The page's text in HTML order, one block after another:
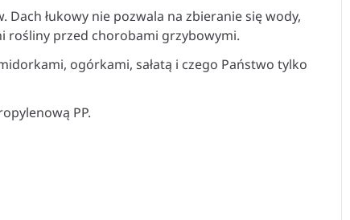
łukowy nie pozwala na zbieranie się wody,
rośliny przed chorobami grzybowymi.
ogórkami, sałatą i czego Państwo tylko
PP.